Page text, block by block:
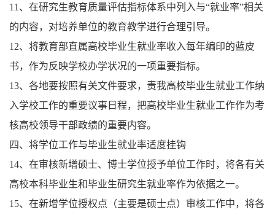
11、在研究生教育质量评估指标体系中列入与“就业率”相关
的内容，对培养单位的教育教学进行合理引导。
12、将教育部直属高校毕业生就业率收入每年编印的蓝皮
书，作为反映学校办学状况的一项重要指标。
13、各地要按照有关文件要求，责我高校毕业生就业工作纳
入学校工作的重要议事日程，把高校毕业生就业工作作为考
核高校领导干部政绩的重要内容。
四、将学位工作与毕业生就业率适度挂钩
14、在审核新增硕士、博士学位授予单位工作时，将各有关
高校本科毕业生和毕业生研究生就业率作为依据之一。
15、在新增学位授权点（主要是硕士点）审核工作中，将各